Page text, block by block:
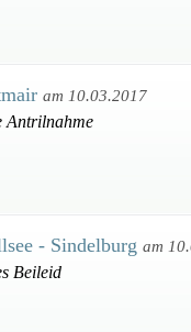
am 10.03.2017
Antrilnahme
- Sindelburg am
Beileid